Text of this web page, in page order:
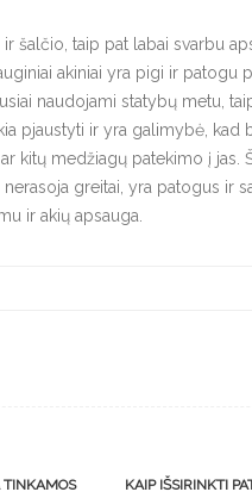
šalčio, taip pat labai svarbu
akiniai yra pigi ir patogu
naudojami statybų metu,
pjaustyti ir yra galimybė, kad
kitų medžiagų patekimo į jas.
greitai, yra patogus ir
ir akių apsauga.
TINKAMOS
KAIP IŠSIRINKTI